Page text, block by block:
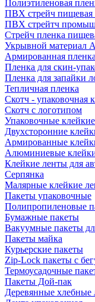
Полиэтиленовая
ПВХ стрейч пищевая
ПВХ стрейтч
Стрейч пленка
Укрывной материал
Армированная пленка
Пленка для скин-
Пленка для запайки
Тепличная пленка
Скотч - упаковочная
Скотч с логотипом
Упаковочные
Двухсторонние
Армированные
Алюминиевые
Клейкие ленты для
Серпянка
Малярные клейкие
Пакеты упаковочные
Полипропиленовые
Бумажные пакеты
Вакуумные пакеты
Пакеты майка
Курьерские пакеты
Zip-Lock пакеты с
Термоусадочные
Пакеты Дой-пак
Деревянные хлебные